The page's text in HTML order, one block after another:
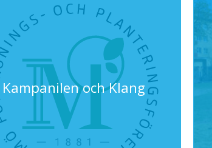
Kampanilen och Klang